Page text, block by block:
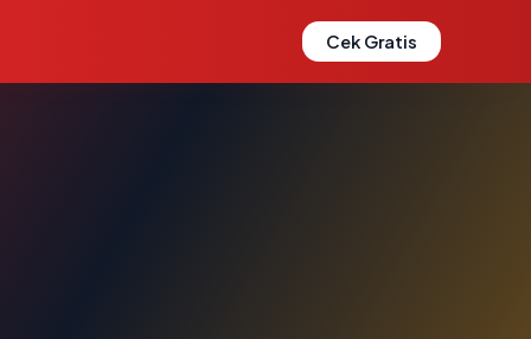
Cek Gratis